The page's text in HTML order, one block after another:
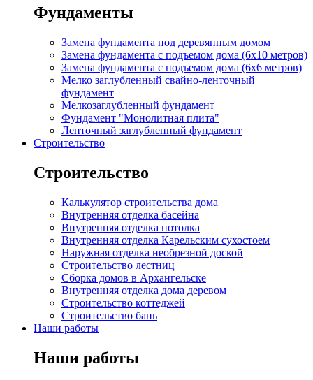
Фундаменты
Замена фундамента под деревянным домом
Замена фундамента с подъемом дома (6x10 метров)
Замена фундамента с подъемом дома (6x6 метров)
Мелко заглубленный свайно-ленточный
фундамент
Мелкозаглубленный фундамент
Фундамент "Монолитная плита"
Ленточный заглубленный фундамент
Строительство
Строительство
Калькулятор строительства дома
Внутренняя отделка басейна
Внутренняя отделка потолка
Внутренняя отделка Карельским сухостоем
Наружная отделка необрезной доской
Строительство лестниц
Сборка домов в Архангельске
Внутренняя отделка дома деревом
Строительство коттеджей
Строительство бань
Наши работы
Наши работы